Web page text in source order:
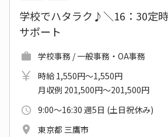
学校でハタラク♪＼16：30定
サポート
学校事務 / 一般事務・OA事務
時給 1,550円～1,550円
月収例 201,500円～201,500円
9:00～16:30 週5日 (土日祝休み)
東京都 三鷹市